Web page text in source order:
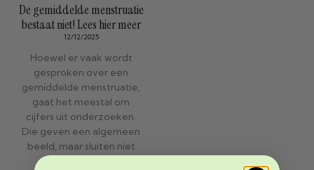
De gemiddelde menstruatie
bestaat niet! Lees hier meer
12/12/2025
Hoewel er vaak wordt
gesproken over een
gemiddelde menstruatie,
gaat het meestal om
cijfers uit onderzoeken.
Die geven een algemeen
beeld, maar sluiten niet